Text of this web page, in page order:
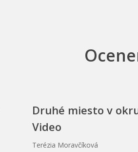
Druhé miesto v
Video
Terézia Moravčíková